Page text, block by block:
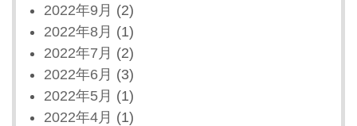
2022年9月 (2)
2022年8月 (1)
2022年7月 (2)
2022年6月 (3)
2022年5月 (1)
2022年4月 (1)